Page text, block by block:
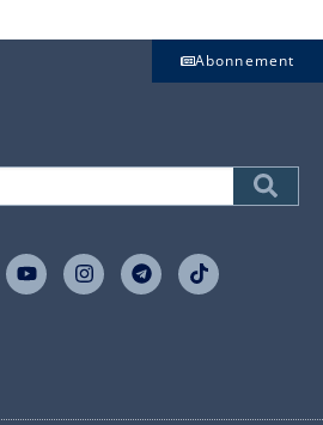
Abonnement